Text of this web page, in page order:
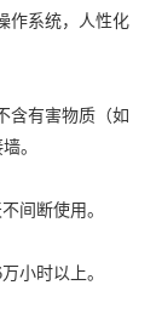
作系统，人性化
有害物质（如
。
间断使用。
小时以上。